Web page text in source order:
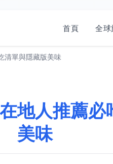
首頁 全球
清單與隱藏版美味
地人推薦必
美味